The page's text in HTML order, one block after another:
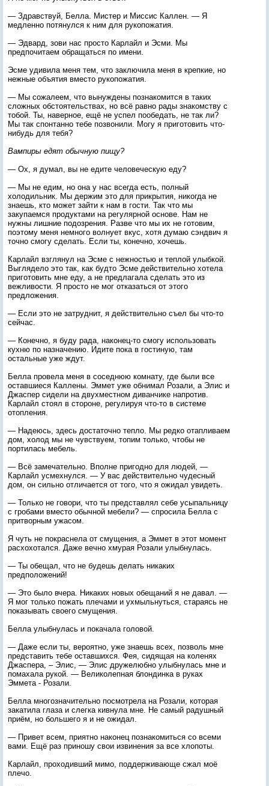
— Здравствуй, Белла. Мистер и Миссис Каллен. — Я
медленно потянулся к ним для рукопожатия.
— Эдвард, зови нас просто Карлайл и Эсми. Мы
предпочитаем обращаться по имени.
Эсме удивила меня тем, что заключила меня в крепкие, но
нежные объятия вместо рукопожатия.
— Мы сожалеем, что вынуждены познакомится в таких
сложных обстоятельствах, но всё равно рады знакомству с
тобой. Ты, наверное, ещё не успел пообедать, не так ли?
Мы так спонтанно тебе позвонили. Могу я приготовить что-
нибудь для тебя?
Вампиры едят обычную пищу?
— Ох, я думал, вы не едите человеческую еду?
— Мы не едим, но она у нас всегда есть, полный
холодильник. Мы держим это для прикрытия, никогда не
знаешь, кто может зайти к нам в гости. Так что мы
закупаемся продуктами на регулярной основе. Нам не
нужны лишние подозрения. Разве что мы их не готовим,
поэтому меня немного волнует вкус, хотя думаю сэндвич я
точно смогу сделать. Если ты, конечно, хочешь.
Карлайл взглянул на Эсме с нежностью и теплой улыбкой.
Выглядело это так, как будто Эсме действительно хотела
приготовить мне еду, а не предлагала сделать это из
вежливости. Я просто не мог отказаться от этого
предложения.
— Если это не затруднит, я действительно съел бы что-то
сейчас.
— Конечно, я буду рада, наконец-то смогу использовать
кухню по назначению. Идите пока в гостиную, там
остальные уже ждут.
Белла провела меня в соседнюю комнату, где были все
оставшиеся Каллены. Эммет уже обнимал Розали, а Элис и
Джаспер сидели на двухместном диванчике напротив.
Карлайл стоял в стороне, регулируя что-то в системе
отопления.
— Надеюсь, здесь достаточно тепло. Мы редко отапливаем
дом, холод мы не чувствуем, топим только, чтобы не
портилась мебель.
— Всё замечательно. Вполне пригодно для людей, —
Карлайл усмехнулся. — У вас действительно чудесный
дом, он сильно отличается от того, что я ожидал увидеть.
— Только не говори, что ты представлял себе усыпальницу
с гробами вместо обычной мебели? — спросила Белла с
притворным ужасом.
Я чуть не покраснела от смущения, а Эммет в этот момент
расхохотался. Даже вечно хмурая Розали улыбнулась.
— Ты обещал, что не будешь делать никаких
предположений!
— Это было вчера. Никаких новых обещаний я не давал. —
Я мог только пожать плечами и ухмыльнуться, стараясь не
показывать своего смущения.
Белла улыбнулась и покачала головой.
— Даже если ты, вероятно, уже знаешь всех, позволь мне
представить тебе оставшихся. Фея, сидящая на коленях
Джаспера, – Элис, — Элис дружелюбно улыбнулась мне и
помахала рукой. — Великолепная блондинка в руках
Эммета - Розали.
Белла многозначительно посмотрела на Розали, которая
закатила глаза и слегка кивнула мне. Не самый радушный
приём, но большего я и не ожидал.
— Привет всем, приятно наконец познакомиться со всеми
вами. Ещё раз приношу свои извинения за все хлопоты.
Карлайл, проходивший мимо, поддерживающе сжал моё
плечо.